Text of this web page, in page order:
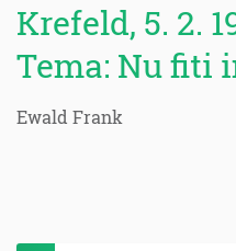
Krefeld, 5. 2.
Tema: Nu fiti
Ewald Frank